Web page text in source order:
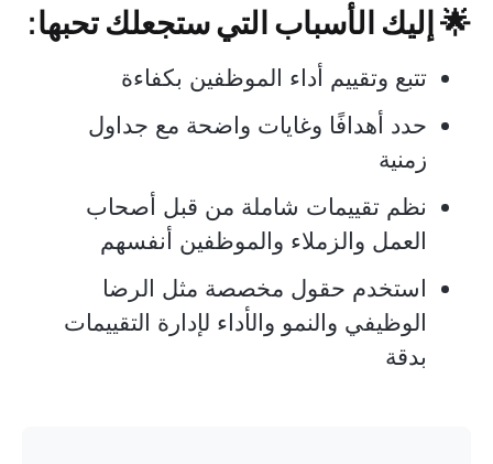
🌟 إليك الأسباب التي ستجعلك تحبها:
تتبع وتقييم أداء الموظفين بكفاءة
حدد أهدافًا وغايات واضحة مع جداول
زمنية
نظم تقييمات شاملة من قبل أصحاب
العمل والزملاء والموظفين أنفسهم
استخدم حقول مخصصة مثل الرضا
الوظيفي والنمو والأداء لإدارة التقييمات
بدقة